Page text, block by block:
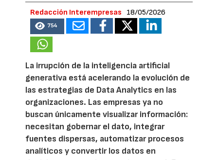
Redacción Interempresas 18/05/2026
754
La irrupción de la inteligencia artificial
generativa está acelerando la evolución de
las estrategias de Data Analytics en las
organizaciones. Las empresas ya no
buscan únicamente visualizar información:
necesitan gobernar el dato, integrar
fuentes dispersas, automatizar procesos
analíticos y convertir los datos en